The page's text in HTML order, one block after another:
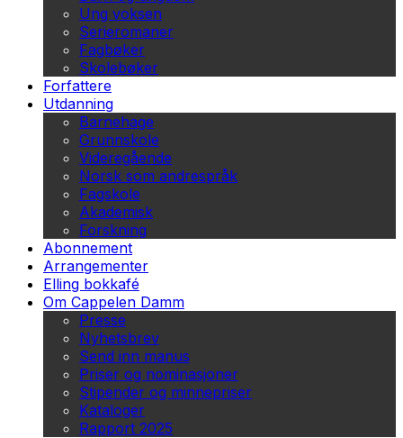
Ung voksen
Serieromaner
Fagbøker
Skolebøker
Forfattere
Utdanning
Barnehage
Grunnskole
Videregående
Norsk som andrespråk
Fagskole
Akademisk
Forskning
Abonnement
Arrangementer
Elling bokkafé
Om Cappelen Damm
Presse
Nyhetsbrev
Send inn manus
Priser og nominasjoner
Stipender og minnepriser
Kataloger
Rapport 2025